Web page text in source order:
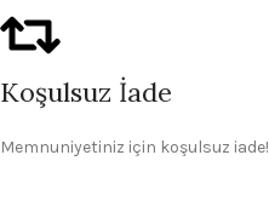
Koşulsuz İade
Memnuniyetiniz için koşulsuz iade!